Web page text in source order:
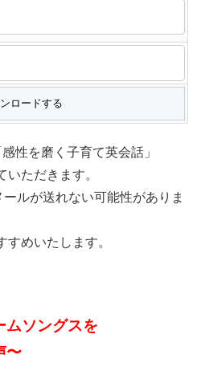
性を磨く子育て英会話」
ただきます。
ルが送れない可能性がありま
めいたします。
ムソングスを
〜